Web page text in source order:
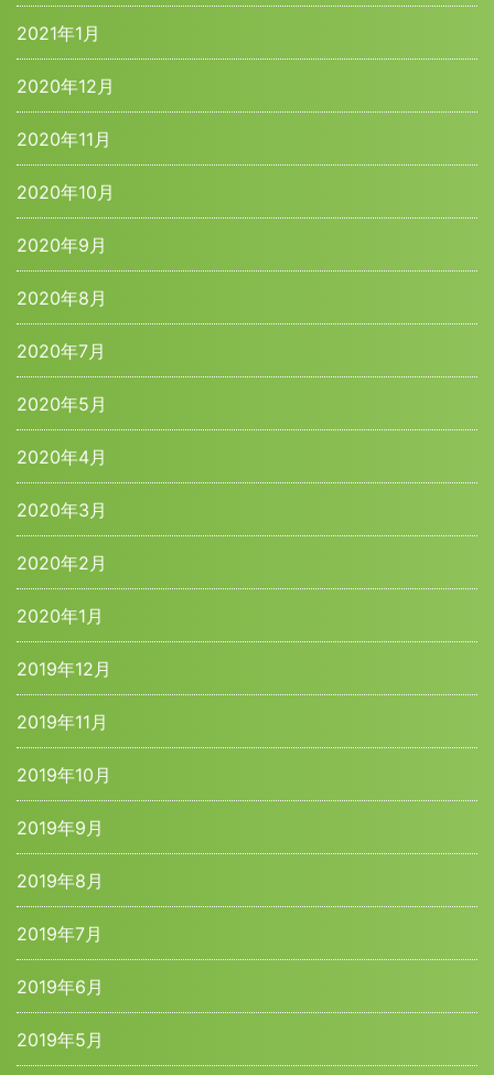
2021年1月
2020年12月
2020年11月
2020年10月
2020年9月
2020年8月
2020年7月
2020年5月
2020年4月
2020年3月
2020年2月
2020年1月
2019年12月
2019年11月
2019年10月
2019年9月
2019年8月
2019年7月
2019年6月
2019年5月